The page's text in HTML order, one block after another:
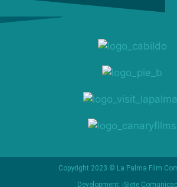
Copyright 2023 © La Palma Film
Development: iSiete